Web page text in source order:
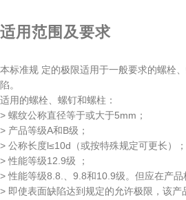
适用范围及要求
本标准规 定的极限适用于一般要求的螺栓
陷。
适用的螺栓、螺钉和螺柱：
> 螺纹公称直径等于或大于5mm；
> 产品等级A和B级；
> 公称长度l≤10d（或按特殊规定可更长）；
> 性能等级12.9级 ；
> 性能等级8.8.、9.8和10.9级。但应在产品
> 即使表面缺陷达到规定的允许极限，该